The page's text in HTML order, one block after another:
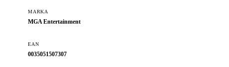
MARKA
MGA Entertainment
EAN
0035051507307